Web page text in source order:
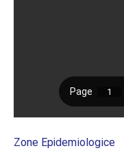
Zone Epidemiologice